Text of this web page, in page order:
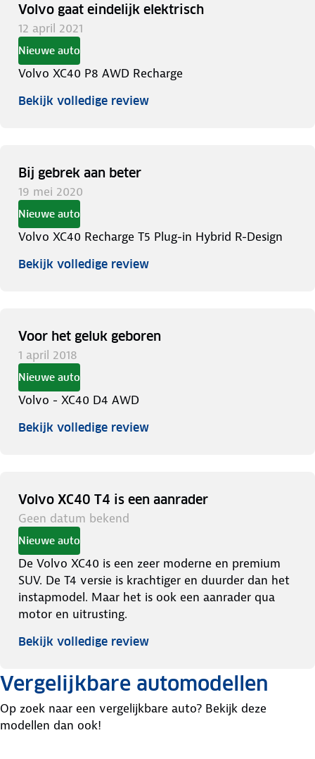
Volvo gaat eindelijk elektrisch
12 april 2021
Nieuwe auto
Volvo XC40 P8 AWD Recharge
Bekijk volledige review
Bij gebrek aan beter
19 mei 2020
Nieuwe auto
Volvo XC40 Recharge T5 Plug-in Hybrid R-Design
Bekijk volledige review
Voor het geluk geboren
1 april 2018
Nieuwe auto
Volvo - XC40 D4 AWD
Bekijk volledige review
Volvo XC40 T4 is een aanrader
Geen datum bekend
Nieuwe auto
De Volvo XC40 is een zeer moderne en premium
SUV. De T4 versie is krachtiger en duurder dan het
instapmodel. Maar het is ook een aanrader qua
motor en uitrusting.
Bekijk volledige review
Vergelijkbare automodellen
Op zoek naar een vergelijkbare auto? Bekijk deze
modellen dan ook!